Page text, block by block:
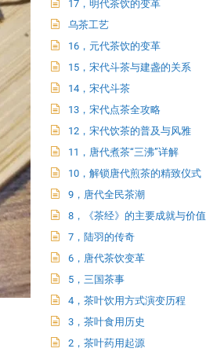
17，明代茶饮的变革
乌茶工艺
16，元代茶饮的变革
15，宋代斗茶与建盏的关系
14，宋代斗茶
13，宋代点茶全攻略
12，宋代饮茶的普及与风雅
11，唐代煮茶“三沸”详解
10，解锁唐代煎茶的精致仪式
9，唐代全民茶潮
8，《茶经》的主要成就与价值
7，陆羽的传奇
6，唐代茶饮变革
5，三国茶事
4，茶叶饮用方式演变历程
3，茶叶食用历史
2，茶叶药用起源